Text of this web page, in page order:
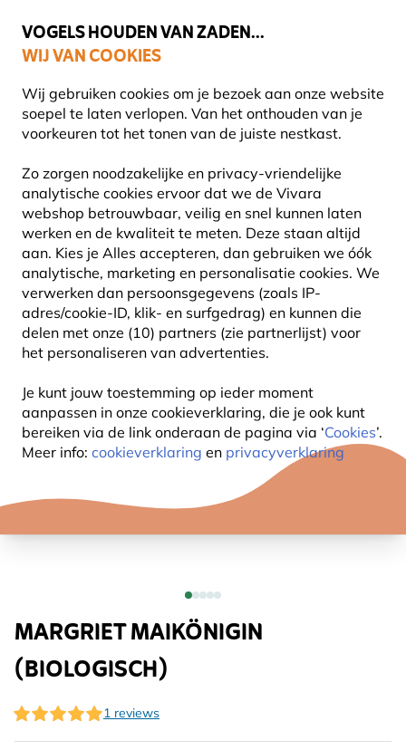
VOGELS HOUDEN VAN ZADEN...
WIJ VAN COOKIES
Wij gebruiken cookies om je bezoek aan onze website
soepel te laten verlopen. Van het onthouden van je
voorkeuren tot het tonen van de juiste nestkast.
Zo zorgen noodzakelijke en privacy-vriendelijke
analytische cookies ervoor dat we de Vivara
webshop betrouwbaar, veilig en snel kunnen laten
werken en de kwaliteit te meten. Deze staan altijd
aan. Kies je Alles accepteren, dan gebruiken we óók
analytische, marketing en personalisatie cookies. We
verwerken dan persoonsgegevens (zoals IP-
adres/cookie-ID, klik- en surfgedrag) en kunnen die
delen met onze (10) partners (zie partnerlijst) voor
het personaliseren van advertenties.
Je kunt jouw toestemming op ieder moment
aanpassen in onze cookieverklaring, die je ook kunt
bereiken via de link onderaan de pagina via ‘Cookies’.
Meer info: cookieverklaring en privacyverklaring
Uitstekend beoordeeld in 11 landen
Gratis thuisbezorgd vanaf €49
MARGRIET MAIKÖNIGIN
(BIOLOGISCH)
1 reviews